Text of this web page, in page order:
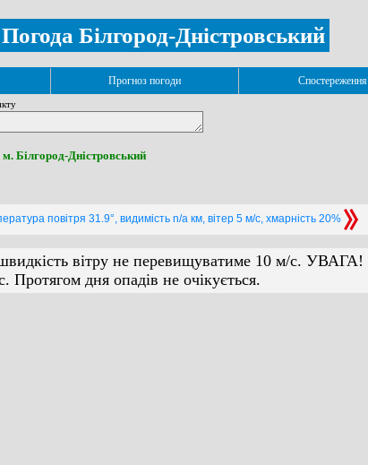
Погода Білгород-Дністровський
Прогноз погоди Спостереження
м. Білгород-Дністровський
повітря 31.9°, видимість n/a км, вітер 5 м/с, хмарність 20%
вітру не перевищуватиме 10 м/с. УВАГА!
Протягом дня опадів не очікується.